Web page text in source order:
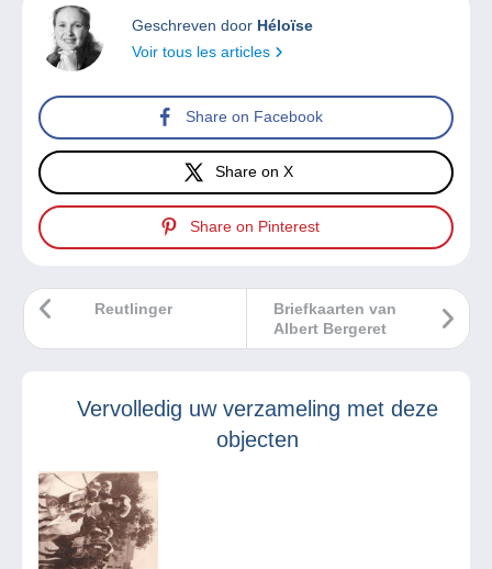
Geschreven door Héloïse
Voir tous les articles
Share on Facebook
Share on X
Share on Pinterest
Briefkaarten van
Albert Bergeret
Reutlinger
Vervolledig uw verzameling met deze
objecten